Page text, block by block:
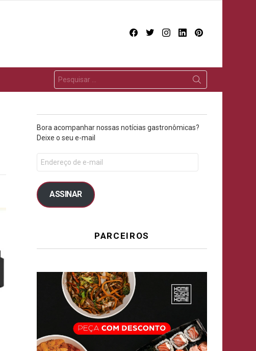
facebooktwitterinstagram
linkedin
Bora acompanhar nossas notícias gastronômicas?
Deixe o seu e-mail
ASSINAR
PARCEIROS